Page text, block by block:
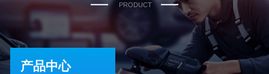
PRODUCT
产品中心